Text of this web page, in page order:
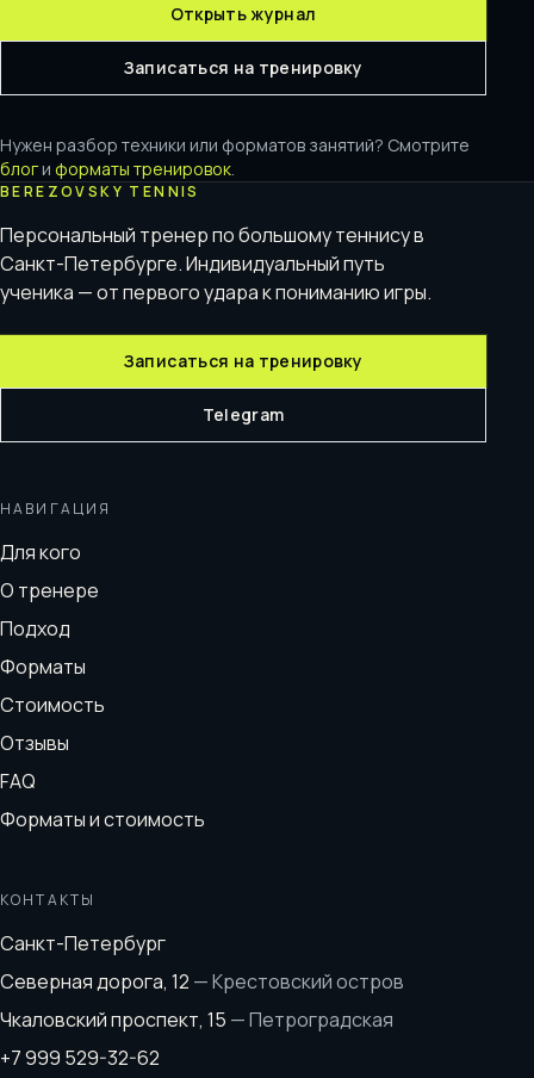
Открыть журнал
Записаться на тренировку
Нужен разбор техники или форматов занятий? Смотрите
блог и форматы тренировок.
BEREZOVSKY TENNIS
Персональный тренер по большому теннису в
Санкт-Петербурге. Индивидуальный путь
ученика — от первого удара к пониманию игры.
Записаться на тренировку
Telegram
НАВИГАЦИЯ
Для кого
О тренере
Подход
Форматы
Стоимость
Отзывы
FAQ
Форматы и стоимость
КОНТАКТЫ
Санкт-Петербург
Северная дорога, 12 —Крестовский остров
Чкаловский проспект, 15 —Петроградская
+7 999 529-32-62